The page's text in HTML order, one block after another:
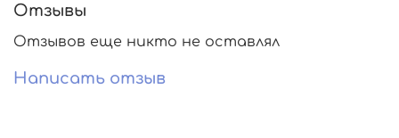
Отзывы
Отзывов еще никто не оставлял
Написать отзыв